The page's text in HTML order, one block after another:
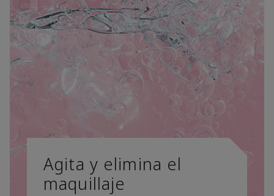
Agita y elimina el
maquillaje